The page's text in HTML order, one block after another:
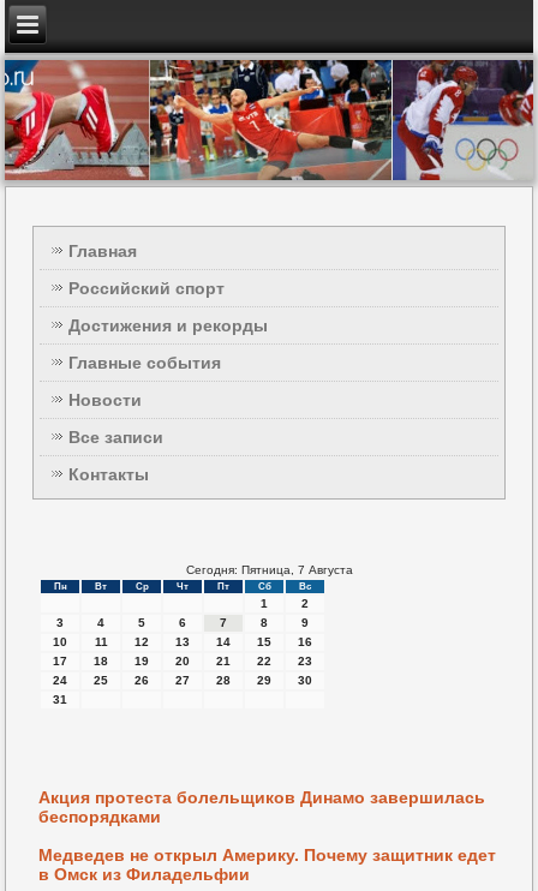
Главная
Российский спорт
Достижения и рекорды
Главные события
Новости
Все записи
Контакты
Сегодня: Пятница, 7 Августа
Пн Вт Ср Чт Пт Сб Вс
1
2
3
4 5 6 7 8
9
10
11 12 13 14 15
16
17
18 19 20 21 22
23
24
25 26 27 28 29
30
31
Акция протеста болельщиков Динамо завершилась
беспорядками
Медведев не открыл Америку. Почему защитник едет
в Омск из Филадельфии